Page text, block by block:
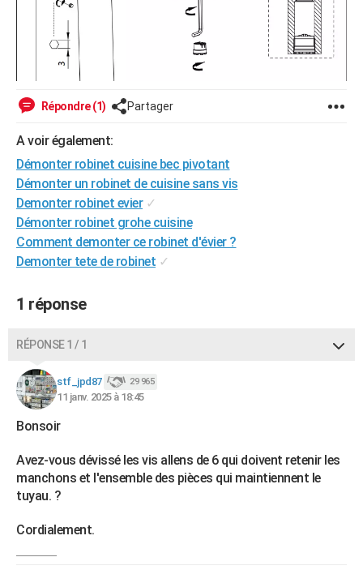
Répondre (1) Partager
A voir également:
Démonter robinet cuisine bec pivotant
Démonter un robinet de cuisine sans vis
Demonter robinet evier ✓
Démonter robinet grohe cuisine
Comment demonter ce robinet d'évier ?
Demonter tete de robinet ✓
1 réponse
RÉPONSE 1 / 1
stf_jpd87 29 965
11 janv. 2025 à 18:45
Bonsoir
Avez-vous dévissé les vis allens de 6 qui doivent retenir les
manchons et l'ensemble des pièces qui maintiennent le
tuyau. ?
Cordialement.